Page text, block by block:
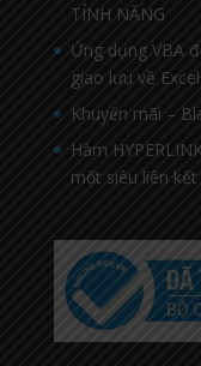
TÍNH NĂNG
Ứng dụng VBA
giao lưu về
Khuyến mãi –
Hàm
một siêu liên kết